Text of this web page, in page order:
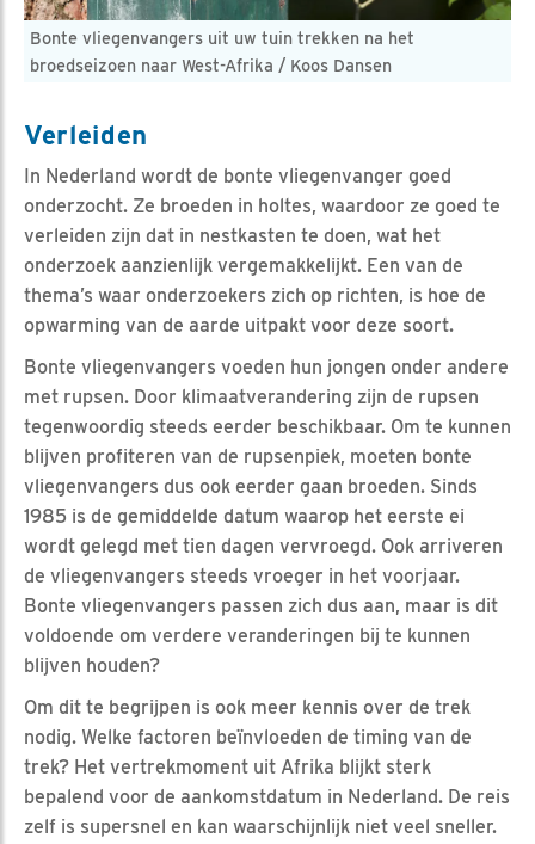
Bonte vliegenvangers uit uw tuin trekken na het
broedseizoen naar West-Afrika / Koos Dansen
Verleiden
In Nederland wordt de bonte vliegenvanger goed
onderzocht. Ze broeden in holtes, waardoor ze goed te
verleiden zijn dat in nestkasten te doen, wat het
onderzoek aanzienlijk vergemakkelijkt. Een van de
thema’s waar onderzoekers zich op richten, is hoe de
opwarming van de aarde uitpakt voor deze soort.
Bonte vliegenvangers voeden hun jongen onder andere
met rupsen. Door klimaatverandering zijn de rupsen
tegenwoordig steeds eerder beschikbaar. Om te kunnen
blijven profiteren van de rupsenpiek, moeten bonte
vliegenvangers dus ook eerder gaan broeden. Sinds
1985 is de gemiddelde datum waarop het eerste ei
wordt gelegd met tien dagen vervroegd. Ook arriveren
de vliegenvangers steeds vroeger in het voorjaar.
Bonte vliegenvangers passen zich dus aan, maar is dit
voldoende om verdere veranderingen bij te kunnen
blijven houden?
Om dit te begrijpen is ook meer kennis over de trek
nodig. Welke factoren beïnvloeden de timing van de
trek? Het vertrekmoment uit Afrika blijkt sterk
bepalend voor de aankomstdatum in Nederland. De reis
zelf is supersnel en kan waarschijnlijk niet veel sneller.